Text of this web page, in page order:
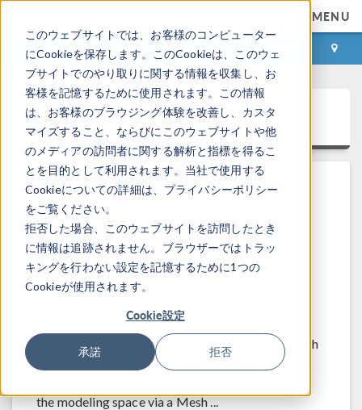
このウェブサイトでは、お客様のコンピューター
にCookieを保存します。このCookieは、このウェ
ブサイトでのやり取りに関する情報を収集し、お
客様を記憶するために使用されます。この情報
は、お客様のブラウジング体験を改善し、カスタ
マイズすること、ならびにこのウェブサイトや他
のメディアの訪問者に関する解析と指標を得るこ
とを目的として利用されます。当社で使用する
Cookieについての詳細は、プライバシーポリシー
をご覧ください。
拒否した場合、このウェブサイトを訪問したとき
に情報は追跡されません。ブラウザーではトラッ
キングを行わない設定を記憶するために1つの
Cookieが使用されます。
Cookie設定
承諾 拒否
MENU
ログイン お問い合わせ
サポートナレッジベース
ポスト処理
Performing a Mesh Refinement
Study
How do I gain confidence in the accuracy of the
solution to my problem? How do I perform a mesh
refinement study? All of the numerical methods
the modeling space via a Mesh ...